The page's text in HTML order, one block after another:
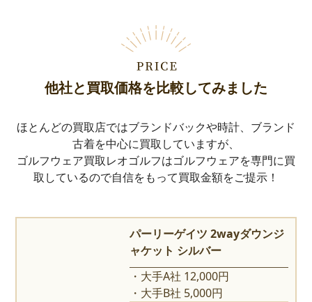
他社と買取価格を比較してみました
ほとんどの買取店ではブランドバックや時計、ブランド
古着を中心に買取していますが、
ゴルフウェア買取レオゴルフはゴルフウェアを専門に買
取しているので自信をもって買取金額をご提示！
パーリーゲイツ 2wayダウンジ
ャケット シルバー
大手A社 12,000円
大手B社 5,000円